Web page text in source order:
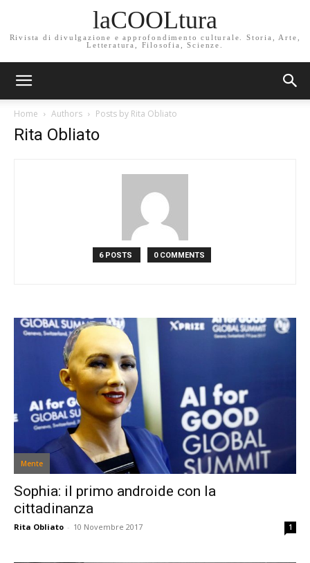
laCOOLtura
Rivista di divulgazione e approfondimento culturale. Storia, Arte,
Letteratura, Filosofia, Scienze.
Home Authors Posts by Rita Obliato
Rita Obliato
6 POSTS 0 COMMENTS
Mente
Sophia: il primo androide con la
cittadinanza
Rita Obliato - 10 Novembre 2017 1